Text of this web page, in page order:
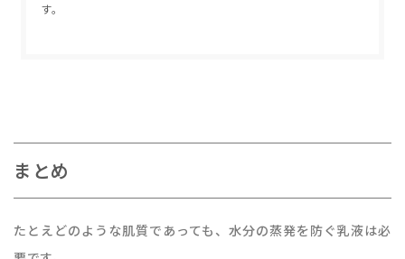
す。
まとめ
たとえどのような肌質であっても、水分の蒸発を防ぐ乳液は必